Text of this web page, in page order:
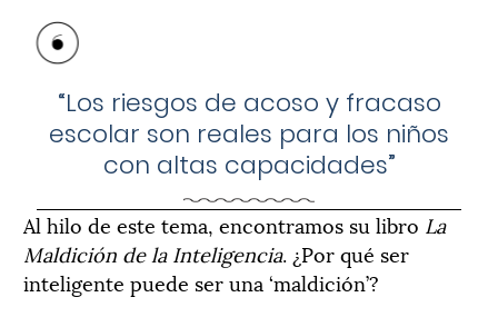
“Los riesgos de acoso y fracaso
escolar son reales para los niños
con altas capacidades”
Al hilo de este tema, encontramos su libro La
Maldición de la Inteligencia. ¿Por qué ser
inteligente puede ser una ‘maldición’?